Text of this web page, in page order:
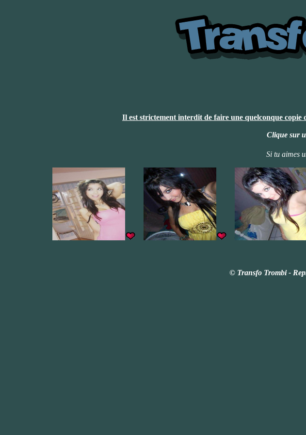
Il est strictement interdit de faire une quelconque copie
Clique sur
Si tu aimes
© Transfo Trombi -